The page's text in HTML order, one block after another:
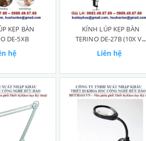
KẸP BÀN
DE-5XB
hệ
KÍNH LÚP KẸP BÀN
TERINO DE-27B (10X VÀ
20X)
Liên hệ